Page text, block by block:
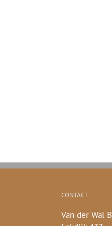
CONTACT
Van der Wal